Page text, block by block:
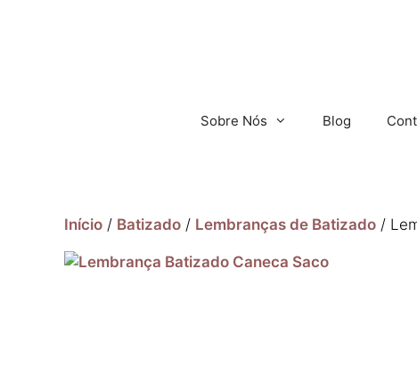
Sobre Nós Blog
Início / Batizado / Lembranças de Batizado /